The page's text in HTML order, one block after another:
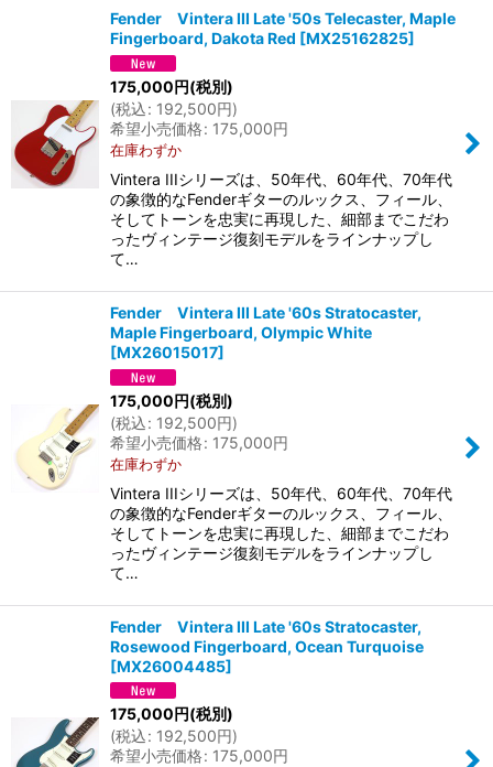
Fender Vintera III Late '50s Telecaster, Maple
Fingerboard, Dakota Red [MX25162825]
175,000円(税別)
(税込: 192,500円)
希望小売価格: 175,000円
在庫わずか
Vintera IIIシリーズは、50年代、60年代、70年代
の象徴的なFenderギターのルックス、フィール、
そしてトーンを忠実に再現した、細部までこだわ
ったヴィンテージ復刻モデルをラインナップし
て…
Fender Vintera III Late '60s Stratocaster,
Maple Fingerboard, Olympic White
[MX26015017]
175,000円(税別)
(税込: 192,500円)
希望小売価格: 175,000円
在庫わずか
Vintera IIIシリーズは、50年代、60年代、70年代
の象徴的なFenderギターのルックス、フィール、
そしてトーンを忠実に再現した、細部までこだわ
ったヴィンテージ復刻モデルをラインナップし
て…
Fender Vintera III Late '60s Stratocaster,
Rosewood Fingerboard, Ocean Turquoise
[MX26004485]
175,000円(税別)
(税込: 192,500円)
希望小売価格: 175,000円